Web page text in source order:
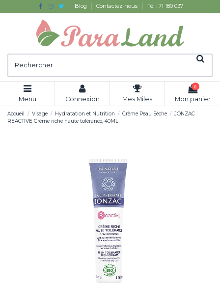
Blog Contactez-nous Tél : 71 180 037
Menu Connexion Mes Miles
0
Mon panier
Accueil Visage Hydratation et Nutrition Crème Peau Sèche
JONZAC
REACTIVE Crème riche haute tolérance, 40ML